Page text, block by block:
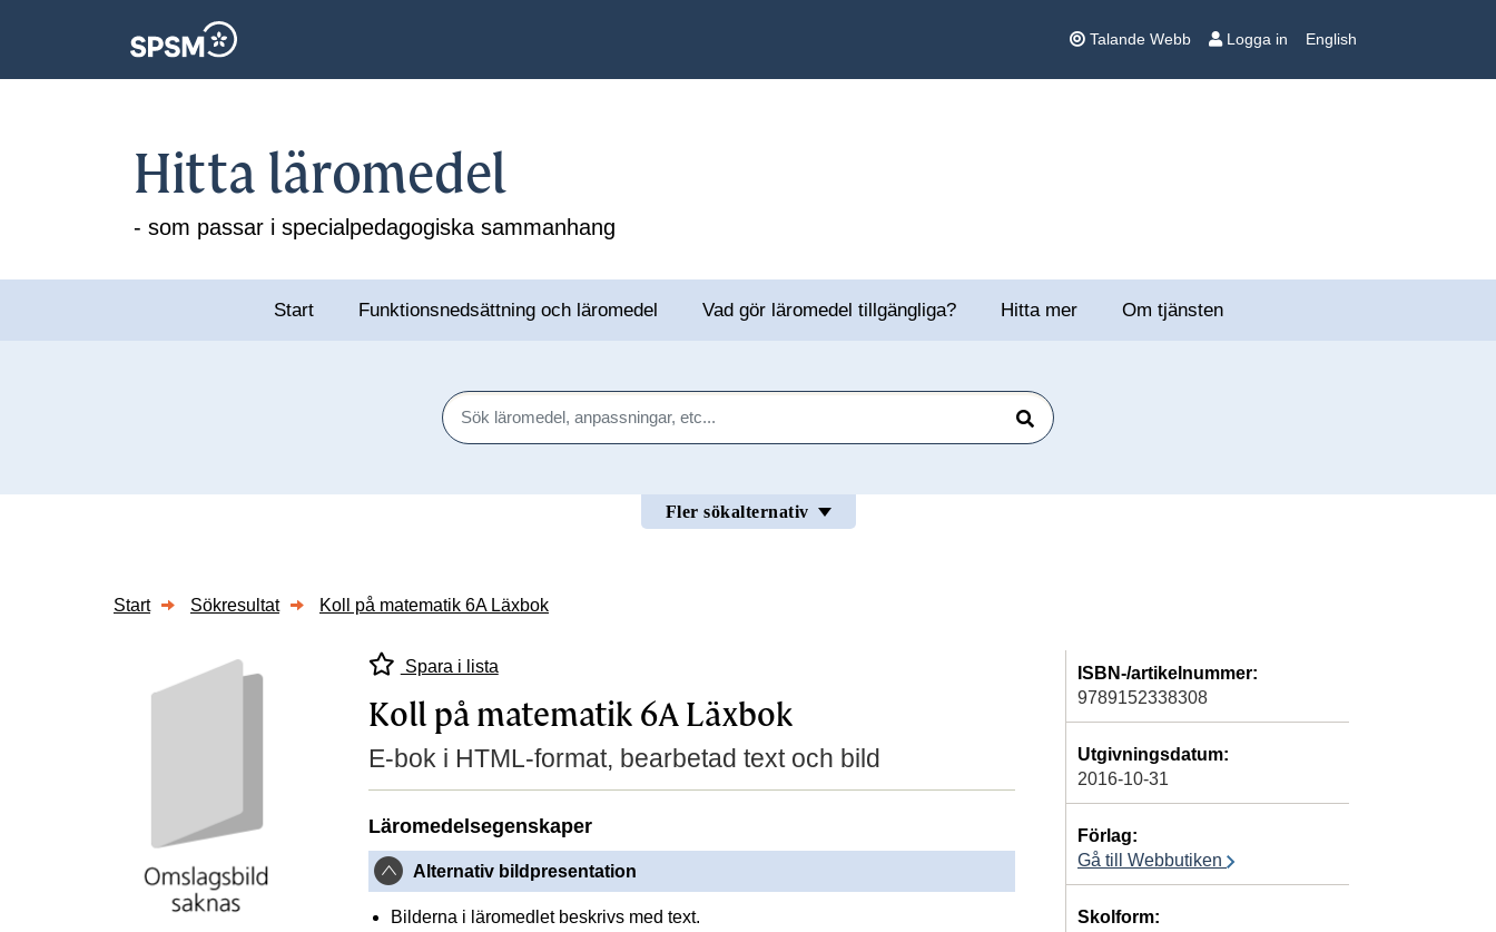
Talande Webb Logga in English
Hitta läromedel
- som passar i specialpedagogiska sammanhang
Start Funktionsnedsättning och läromedel Vad gör läromedel tillgängliga? Hitta mer Om tjänsten
Sök
Sök
Fler sökalternativ
Start Sökresultat Koll på matematik 6A Läxbok
Spara i lista
Koll på matematik 6A Läxbok
E-bok i HTML-format, bearbetad text och bild
Läromedelsegenskaper
Alternativ bildpresentation
Bilderna i läromedlet beskrivs med text.
ISBN-/artikelnummer:
9789152338308
Utgivningsdatum:
2016-10-31
Förlag:
Gå till Webbutiken
Skolform: